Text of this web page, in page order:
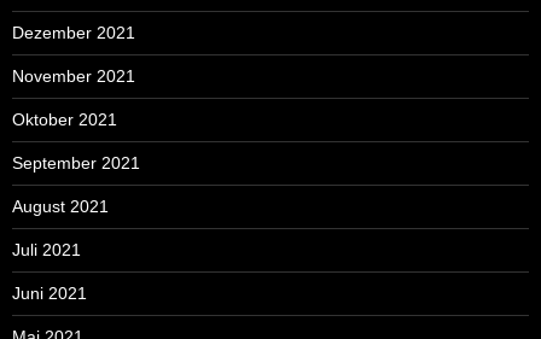
Dezember 2021
November 2021
Oktober 2021
September 2021
August 2021
Juli 2021
Juni 2021